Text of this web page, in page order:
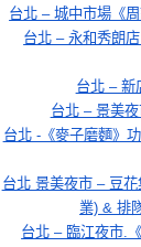
台北 – 城中市場《
台北 – 永和秀朗
台北 – 新
台北 – 景美
台北 -《麥子磨麵》
台北 景美夜市 – 豆
業) & 排
台北 – 臨江夜市.